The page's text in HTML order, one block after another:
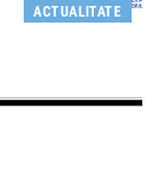
ACTUALITATE